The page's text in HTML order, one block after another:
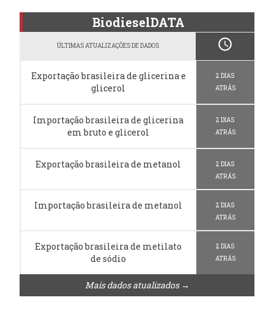
BiodieselDATA
ÚLTIMAS ATUALIZAÇÕES DE DADOS schedule
Exportação brasileira de glicerina e
glicerol
2 DIAS
ATRÁS
Importação brasileira de glicerina
em bruto e glicerol
2 DIAS
ATRÁS
Exportação brasileira de metanol
2 DIAS
ATRÁS
Importação brasileira de metanol
2 DIAS
ATRÁS
Exportação brasileira de metilato
de sódio
2 DIAS
ATRÁS
Mais dados atualizados →